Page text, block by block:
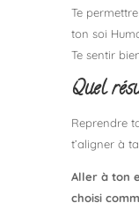
Te
ton soi
Te sentir
Quel
Reprendre
t’aligner à
Aller à ton
choisi